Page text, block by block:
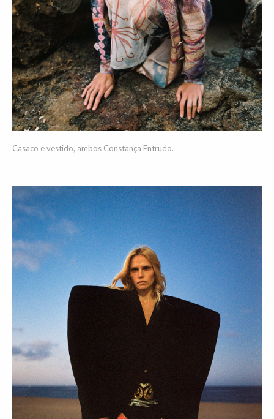
Casaco e vestido, ambos Constança Entrudo.